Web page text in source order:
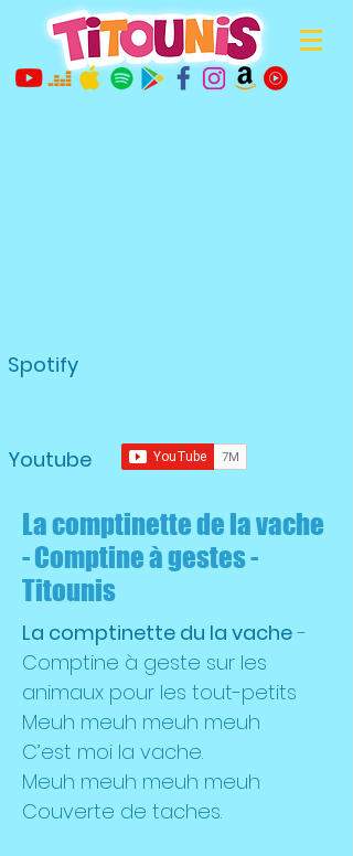
Spotify
Youtube
La comptinette de la vache
- Comptine à gestes -
Titounis
La comptinette du la vache-
Comptine à geste sur les
animaux pour les tout-petits
Meuh meuh meuh meuh
C’est moi la vache.
Meuh meuh meuh meuh
Couverte de taches.